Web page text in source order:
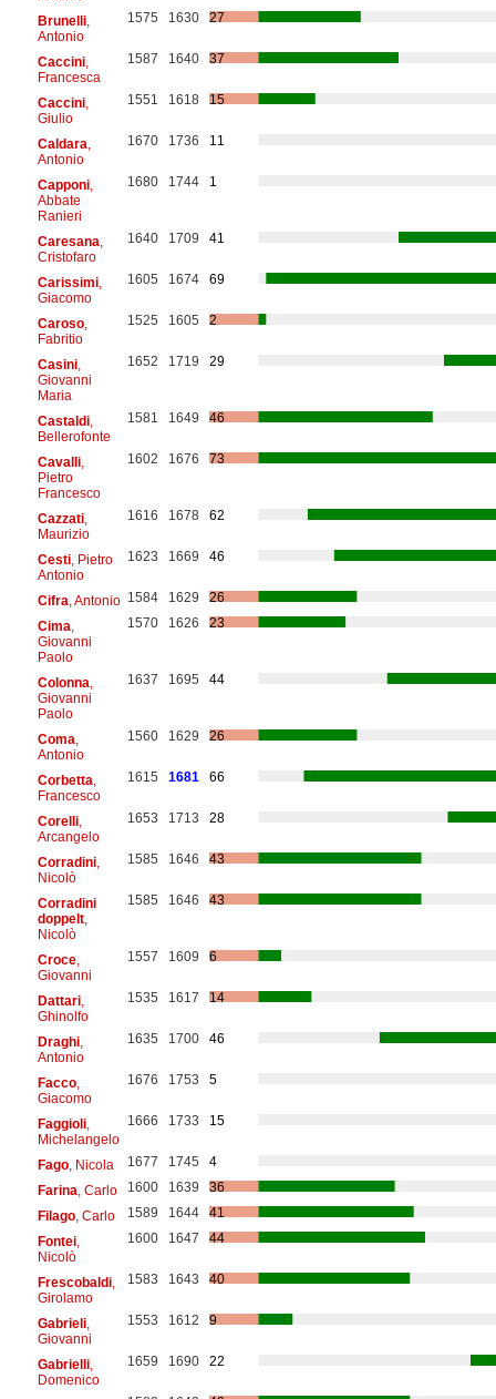
Brunelli,
Antonio
1575 1630 27
Caccini,
Francesca
1587 1640 37
Caccini,
Giulio
1551 1618 15
Caldara
Antonio
1670 1736 11
Capponi,
Abbate
Ranieri
1680 1744 1
Caresana
Cristofaro
1640 1709 41
Carissimi,
Giacomo
1605 1674 69
Caroso,
Fabritio
1525 1605 2
Casini,
Giovanni
Maria
1652 1719 29
Castaldi,
Bellerofonte
1581 1649 46
Cavalli,
Pietro
Francesco
1602 1676 73
Cazzati,
Maurizio
1616 1678 62
Cesti, Pietro
Antonio
1623 1669 46
Cifra , Antonio 1584 1629
26
Cima
Giovanni
Paolo
1570 1626 23
Colonna
Giovanni
Paolo
1637 1695 44
Coma
Antonio
1560 1629 26
Corbetta
Francesco
1615 1681 66
Corelli,
Arcangelo
1653 1713 28
Corradini,
Nicolò
1585 1646 43
Corradini
doppelt,
Nicolò
1585 1646 43
Croce,
Giovanni
1557 1609 6
Dattari,
Ghinolfo
1535 1617 14
Draghi,
Antonio
1635 1700 46
Facco,
Giacomo
1676 1753 5
Faggioli,
Michelangelo
1666 1733 15
Fago, Nicola 1677 1745
4
Farina , Carlo 1600 1639
36
Filago, Carlo 1589 1644
41
Fontei,
Nicolò
1600 1647 44
Frescobaldi,
Girolamo
1583 1643 40
Gabrieli,
Giovanni
1553 1612 9
Gabrielli,
Domenico
1659 1690 22